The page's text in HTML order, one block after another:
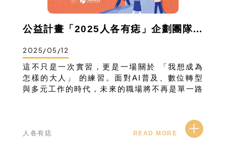
公益計畫「2025人各有痣」企劃團隊夥伴招募
2025/05/12
這不只是一次實習，更是一場關於 「我想成為
怎樣的大人」 的練習。面對AI普及、數位轉型
與多元工作的時代，未來的職場將不再是單一路
人各有痣 READ MORE